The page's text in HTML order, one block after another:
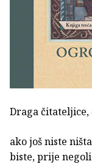
Draga
ako još niste
biste, prije